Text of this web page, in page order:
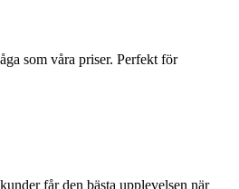
som våra priser. Perfekt för
får den bästa upplevelsen när